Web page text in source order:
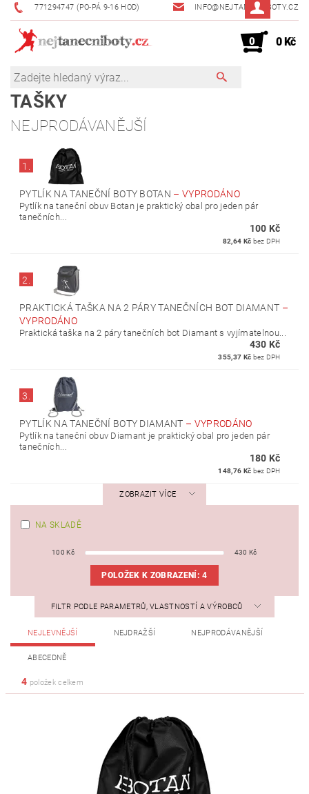
771294747 (PO-PÁ 9-16 HOD) INFO@NEJTANECNIBOTY.CZ
0 0 Kč
TAŠKY
NEJPRODÁVANĚJŠÍ
1.
PYTLÍK NA TANEČNÍ BOTY BOTAN –VYPRODÁNO
Pytlík na taneční obuv Botan je praktický obal pro jeden pár
tanečních...
100 Kč
82,64 Kč bez DPH
2.
PRAKTICKÁ TAŠKA NA 2 PÁRY TANEČNÍCH BOT DIAMANT –
VYPRODÁNO
Praktická taška na 2 páry tanečních bot Diamant s vyjímatelnou...
430 Kč
355,37 Kč bez DPH
3.
PYTLÍK NA TANEČNÍ BOTY DIAMANT – VYPRODÁNO
Pytlík na taneční obuv Diamant je praktický obal pro jeden pár
tanečních...
180 Kč
148,76 Kč bez DPH
ZOBRAZIT VÍCE
NA SKLADĚ
100 Kč 430 Kč
POLOŽEK K ZOBRAZENÍ:4
FILTR PODLE PARAMETRŮ, VLASTNOSTÍ A VÝROBCŮ
NEJLEVNĚJŠÍ NEJDRAŽŠÍ NEJPRODÁVANĚJŠÍ
ABECEDNĚ
4 položek celkem